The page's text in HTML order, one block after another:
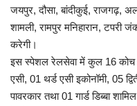
जयपुर, दौसा, बांदीकुई, राजगढ़,
शामली, रामपुर मनिहारान, टपरी
करेगी।
इस स्पेशल रेलसेवा में कुल 16 कोच
एसी, 01 थर्ड एसी इकोनॉमी, 05
पावरकार तथा 01 गार्ड डिब्बा